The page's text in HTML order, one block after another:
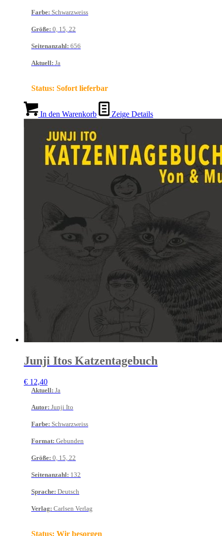
Farbe: Schwarzweiss
Größe: 0, 15, 22
Seitenanzahl: 656
Aktuell: Ja
Status: Sofort lieferbar
In den Warenkorb Zeige Details
Junji Itos Katzentagebuch
€ 12,40
Aktuell: Ja
Autor: Junji Ito
Farbe: Schwarzweiss
Format: Gebunden
Größe: 0, 15, 22
Seitenanzahl: 132
Sprache: Deutsch
Verlag: Carlsen Verlag
Status: Wir besorgen